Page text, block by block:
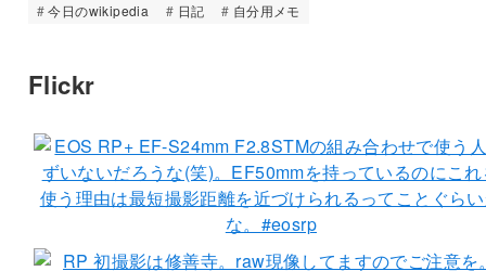
今日のwikipedia
日記 自分用メモ
Flickr